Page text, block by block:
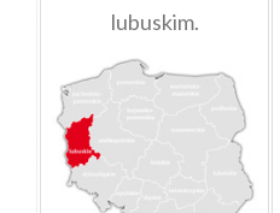
lubuskim.